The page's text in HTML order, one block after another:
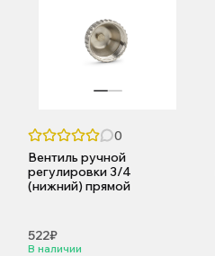
0
Вентиль ручной
регулировки 3/4
(нижний) прямой
522₽
В наличии